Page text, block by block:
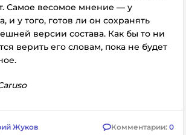
Самое весомое мнение — у
и у того, готов ли он сохранять
версии состава. Как бы то ни
верить его словам, пока не будет
Жуков Комментарии: 0